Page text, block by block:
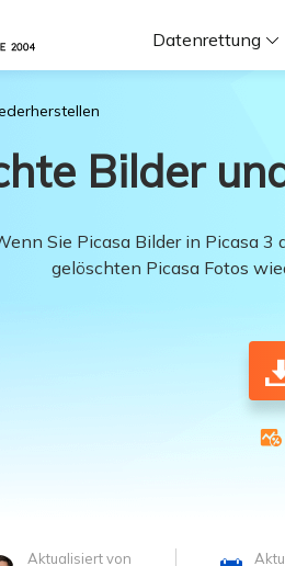
Datenrettung
Bilder
Sie Picasa Bilder in Picasa 3
gelöschten Picasa Fotos

Aktualisiert von